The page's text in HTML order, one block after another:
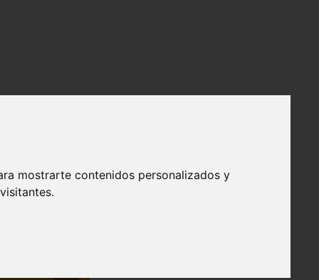
mostrarte contenidos personalizados y